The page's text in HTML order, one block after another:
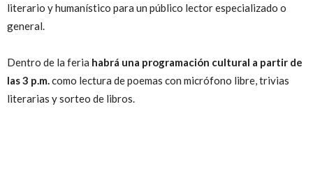
literario y humanístico para un público lector especializado o
general.
Dentro de la feria habrá una programación cultural a partir de
las 3 p.m. como lectura de poemas con micrófono libre, trivias
literarias y sorteo de libros.